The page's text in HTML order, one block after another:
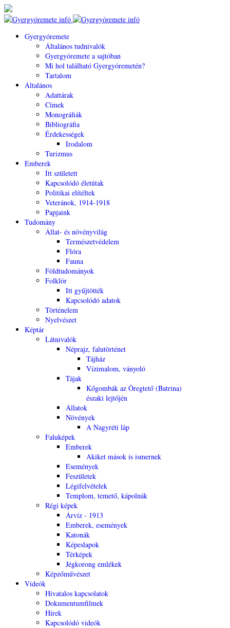
Gyergyóremete
Általános tudnivalók
Gyergyóremete a sajtóban
Mi hol található Gyergyóremetén?
Tartalom
Általános
Adattárak
Címek
Monográfiák
Bibliográfia
Érdekességek
Irodalom
Turizmus
Emberek
Itt született
Kapcsolódó életútak
Politikai elítéltek
Veteránok, 1914-1918
Papjaink
Tudomány
Állat- és növényvilág
Természetvédelem
Flóra
Fauna
Földtudományok
Folklór
Itt gyűjtötték
Kapcsolódó adatok
Történelem
Nyelvészet
Képtár
Látnivalók
Néprajz, falutörténet
Tájház
Vízimalom, ványoló
Tájak
Kőgombák az Öregtető (Batrina)
északi lejtőjén
Állatok
Növények
A Nagyréti láp
Faluképek
Emberek
Akiket mások is ismernek
Események
Feszületek
Légifelvételek
Templom, temető, kápolnák
Régi képek
Árvíz - 1913
Emberek, események
Katonák
Képeslapok
Térképek
Jégkorong emlékek
Képzőművészet
Videók
Hivatalos kapcsolatok
Dokumentumfilmek
Hírek
Kapcsolódó videók